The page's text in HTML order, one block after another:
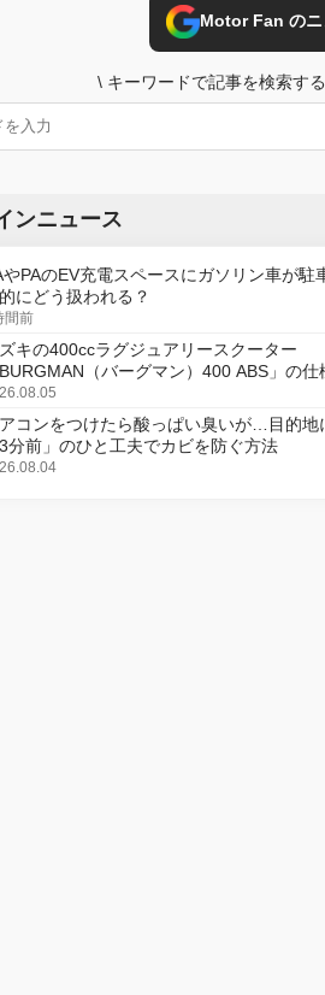
Motor Fan の
\ キーワードで記事を検索する
ンニュース
やPAのEV充電スペースにガソリン車が駐
にどう扱われる？
間前
キの400ccラグジュアリースクーター
BURGMAN（バーグマン）400 ABS」の仕
、8月18日に発売
コンをつけたら酸っぱい臭いが…目的地
3分前」のひと工夫でカビを防ぐ方法